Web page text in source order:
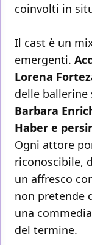
coinvolti in
Il cast è un
emergenti.
Lorena
delle ballerine
Barbara
Haber e
Ogni attore
riconoscibile,
un affresco
non pretende
una
del termine.